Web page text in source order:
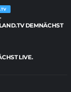
DEMNÄCHST
LIVE.